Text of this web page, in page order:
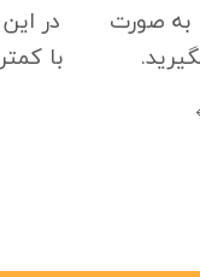
به صورت
در
با